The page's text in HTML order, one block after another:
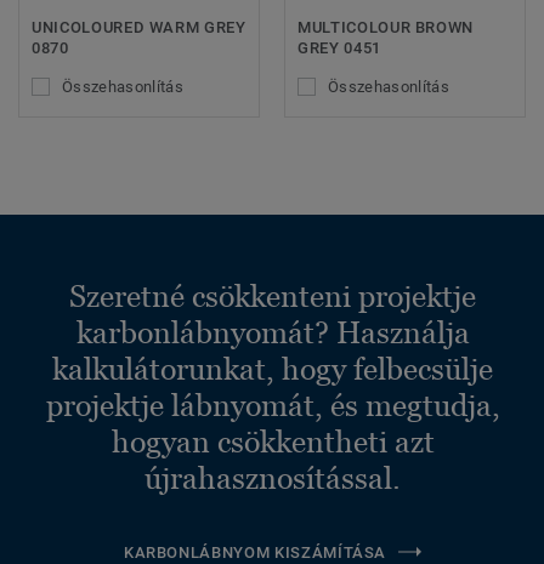
UNICOLOURED WARM GREY
0870
Összehasonlítás
MULTICOLOUR BROWN
GREY 0451
Összehasonlítás
Szeretné csökkenteni projektje
karbonlábnyomát? Használja
kalkulátorunkat, hogy felbecsülje
projektje lábnyomát, és megtudja,
hogyan csökkentheti azt
újrahasznosítással.
KARBONLÁBNYOM KISZÁMÍTÁSA